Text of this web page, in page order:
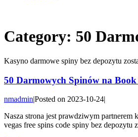
Category: 50
Kasyno darmowe spiny bez depozytu
50 Darmowych Spinów na
nmadmin|Posted on 2023-10-24|
Nasza strona jest prawdziwym
vegas free spins code spiny bez